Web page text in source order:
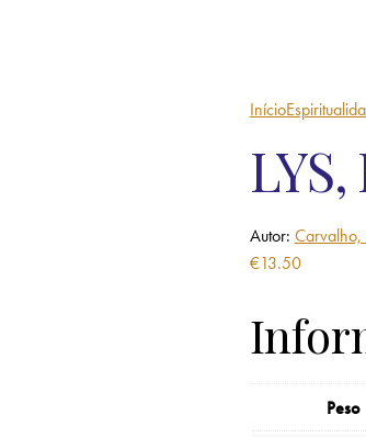
Início
Autor: Carvalho,
€13.50
Peso